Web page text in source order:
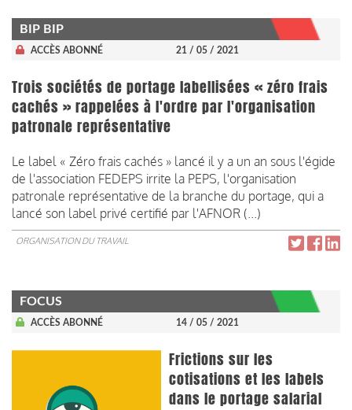
BIP BIP
ACCÈS ABONNÉ 21 / 05 / 2021
Trois sociétés de portage labellisées « zéro frais
cachés » rappelées à l'ordre par l'organisation
patronale représentative
Le label « Zéro frais cachés » lancé il y a un an sous l'égide
de l'association FEDEPS irrite la PEPS, l'organisation
patronale représentative de la branche du portage, qui a
lancé son label privé certifié par l'AFNOR (...)
ORGANISATION DU TRAVAIL
FOCUS
ACCÈS ABONNÉ 14 / 05 / 2021
Frictions sur les
cotisations et les labels
dans le portage salarial